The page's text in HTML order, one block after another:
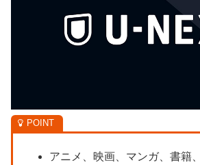
アニメ、映画、マンガ、書籍